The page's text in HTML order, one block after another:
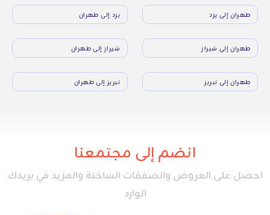
طهران إلى يزد يزد إلى طهران
طهران إلى شيراز شيراز إلى طهران
طهران إلى تبريز تبريز إلى طهران
انضم إلى مجتمعنا
احصل على العروض والصفقات الساخنة والمزيد في بريدك
الوارد